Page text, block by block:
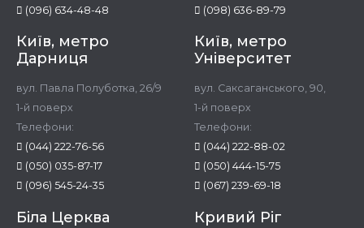
(096) 634-48-48
(098) 636-89-79
Київ, метро
Дарниця
вул. Павла Полуботка, 26/9
1-й поверх
Телефони:
(044) 222-76-56
(050) 035-87-17
(096) 545-24-35
Київ, метро
Університет
вул. Саксаганського, 90,
1-й поверх
Телефони:
(044) 222-88-02
(050) 444-15-75
(067) 239-69-18
Біла Церква Кривий Ріг